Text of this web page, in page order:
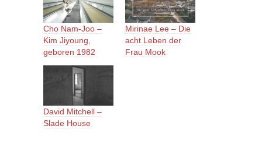
Cho Nam-Joo –
Kim Jiyoung,
geboren 1982
Mirinae Lee – Die
acht Leben der
Frau Mook
David Mitchell –
Slade House